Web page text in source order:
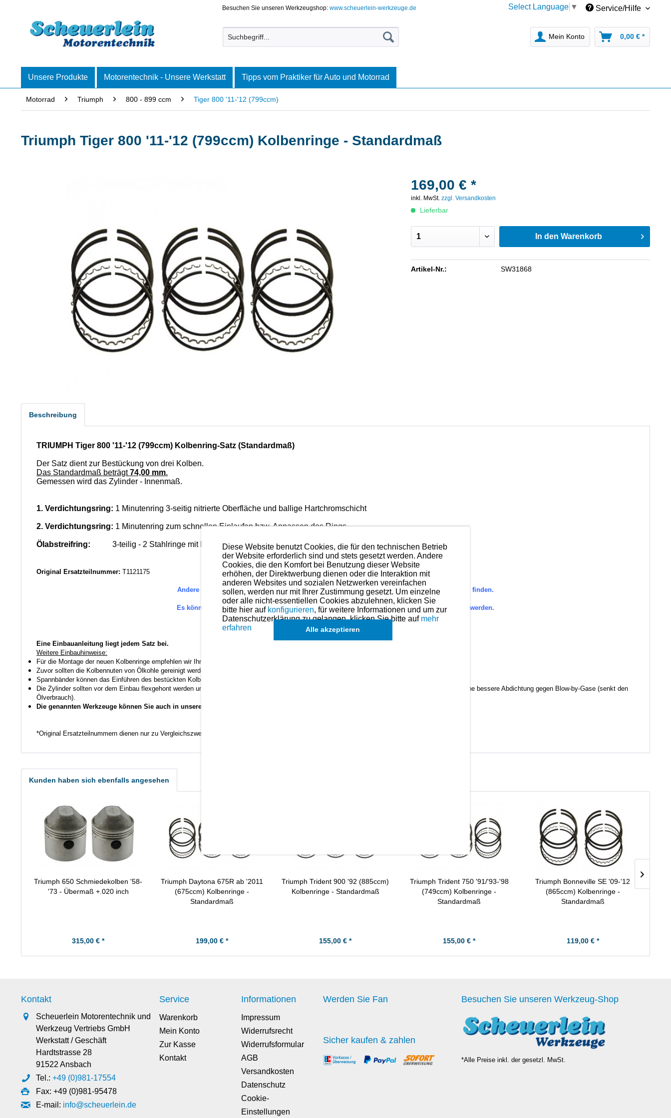
Besuchen Sie unseren Werkzeugshop:www.scheuerlein-werkzeuge.de Select Language ▼ Service/Hilfe
Mein Konto 0,00 € *
Unsere Produkte Motorentechnik - Unsere Werkstatt Tipps vom Praktiker für Auto und Motorrad
Motorrad Triumph 800 - 899 ccm Tiger 800 '11-'12 (799ccm)
Triumph Tiger 800 '11-'12 (799ccm) Kolbenringe - Standardmaß
169,00 € *
inkl. MwSt.zzgl. Versandkosten
Lieferbar
In den Warenkorb
Artikel-Nr.: SW31868
Beschreibung
TRIUMPH Tiger 800 '11-'12 (799ccm) Kolbenring-Satz (Standardmaß)
Der Satz dient zur Bestückung von drei Kolben.
Das Standardmaß beträgt74,00 mm.
Gemessen wird das Zylinder - Innenmaß.
1. Verdichtungsring: 1 Minutenring 3-seitig nitrierte Oberfläche und ballige Hartchromschicht
2. Verdichtungsring: 1 Minutenring zum schnellen Einlaufen bzw. Anpassen des Rings
Ölabstreifring: 3-teilig - 2 Stahlringe mit hartverchromter Lauffläche - 1 Spannring
Original Ersatzteilnummer: T1121175
Andere Ersatzteile für dieses Modell sind (falls vorhanden) in der übergeordneten Kategorie zu finden.
Es können auchSätze für einzelne Kolben, in Ausnahmefällen aucheinzelne Ringe ,angefragt werden.
Eine Einbauanleitung liegt jedem Satz bei.
Weitere Einbauhinweise:
Für die Montage der neuen Kolbenringe empfehlen wir Ihnen eine Kolbenringzange zu verwenden.
Zuvor sollten die Kolbennuten von Ölkohle gereinigt werden auch hierfür gibt es ein Werkzeug.
Spannbänder können das Einführen des bestückten Kolbens in den Zylinder erleichtern.
Die Zylinder sollten vor dem Einbau flexgehont werden um den Kreuzschliff wieder einzubringen. Dies ermöglicht eine bessere Ölhaftung und somit eine bessere Abdichtung gegen Blow-by-Gase (senkt den
Ölverbrauch).
Die genannten Werkzeuge können Sie auch in unserem Shop finden.
*Original Ersatzteilnummern dienen nur zu Vergleichszwecken.
Kunden haben sich ebenfalls angesehen
Triumph 650 Schmiedekolben '58-
'73 - Übermaß +.020 inch
315,00 € *
Triumph Daytona 675R ab '2011
(675ccm) Kolbenringe -
Standardmaß
199,00 € *
Triumph Trident 900 '92 (885ccm)
Kolbenringe - Standardmaß
155,00 € *
Triumph Trident 750 '91/'93-'98
(749ccm) Kolbenringe -
Standardmaß
155,00 € *
Triumph Bonneville SE '09-'12
(865ccm) Kolbenringe -
Standardmaß
119,00 € *
Kontakt
Scheuerlein Motorentechnik und
Werkzeug Vertriebs GmbH
Werkstatt / Geschäft
Hardtstrasse 28
91522 Ansbach
Tel.: +49 (0)981-17554
Fax: +49 (0)981-95478
E-mail: info@scheuerlein.de
Service
Warenkorb
Mein Konto
Zur Kasse
Kontakt
Informationen
Impressum
Widerrufsrecht
Widerrufsformular
AGB
Versandkosten
Datenschutz
Cookie-
Einstellungen
Werden Sie Fan
Sicher kaufen & zahlen
Besuchen Sie unseren Werkzeug-Shop
*Alle Preise inkl. der gesetzl. MwSt.
Diese Website benutzt Cookies, die für den technischen Betrieb
der Website erforderlich sind und stets gesetzt werden. Andere
Cookies, die den Komfort bei Benutzung dieser Website
erhöhen, der Direktwerbung dienen oder die Interaktion mit
anderen Websites und sozialen Netzwerken vereinfachen
sollen, werden nur mit Ihrer Zustimmung gesetzt. Um einzelne
oder alle nicht-essentiellen Cookies abzulehnen, klicken Sie
bitte hier auf konfigurieren, für weitere Informationen und um zur
Datenschutzerklärung zu gelangen, klicken Sie bitte auf mehr
erfahren
Alle akzeptieren